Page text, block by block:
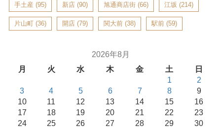
手土産 (95) 新店 (90) 旭通商店街 (66) 江坂 (214)
片山町 (36) 開店 (79) 関大前 (38) 駅前 (59)
2026年8月
月
火 水 木 金 土
日
1
2
3
4 5 6 7 8
9
10
11 12 13 14 15
16
17
18 19 20 21 22
23
24
25 26 27 28 29
30